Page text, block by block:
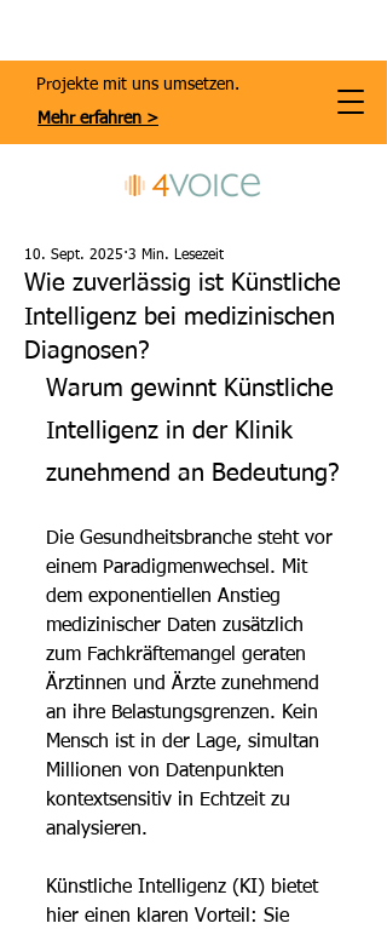
Projekte mit uns umsetzen.
Mehr erfahren >
Wie zuverlässig ist Künstliche
Intelligenz bei medizinischen
Diagnosen?
10. Sept. 2025 3 Min. Lesezeit
Warum gewinnt Künstliche
Intelligenz in der Klinik
zunehmend an Bedeutung?
Die Gesundheitsbranche steht vor
einem Paradigmenwechsel. Mit
dem exponentiellen Anstieg
medizinischer Daten zusätzlich
zum Fachkräftemangel geraten
Ärztinnen und Ärzte zunehmend
an ihre Belastungsgrenzen. Kein
Mensch ist in der Lage, simultan
Millionen von Datenpunkten
kontextsensitiv in Echtzeit zu
analysieren.
Künstliche Intelligenz (KI) bietet
hier einen klaren Vorteil: Sie